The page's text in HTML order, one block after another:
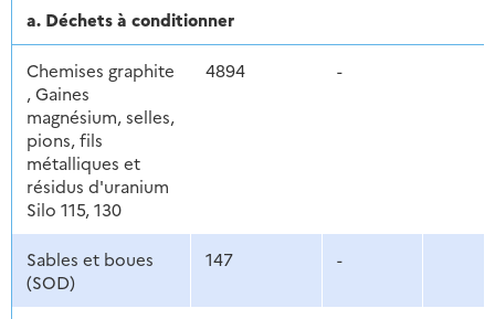
a. Déchets à conditionner
Chemises graphite
, Gaines
magnésium, selles,
pions, fils
métalliques et
résidus d'uranium
Silo 115, 130
4894 -
Sables et boues
(SOD)
147 -